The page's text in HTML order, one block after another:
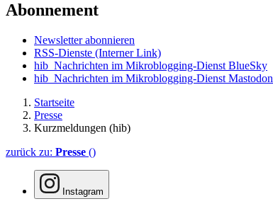
Abonnement
Newsletter abonnieren
RSS-Dienste (Interner Link)
hib_Nachrichten im Mikroblogging-Dienst BlueSky
hib_Nachrichten im Mikroblogging-Dienst Mastodon
Startseite
Presse
Kurzmeldungen (hib)
zurück zu: Presse ()
Instagram